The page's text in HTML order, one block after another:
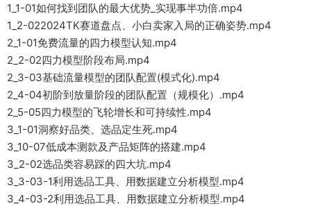
1_1-01如何找到团队的最大优势_实现事半功倍.mp4
1_2-022024TK赛道盘点、小白卖家入局的正确姿势.mp4
2_1-01免费流量的四力模型认知.mp4
2_2-02四力模型阶段布局.mp4
2_3-03基础流量模型的团队配置(模式化).mp4
2_4-04初阶到放量阶段的团队配置（规模化）.mp4
2_5-05四力模型的飞轮增长和可持续性.mp4
3_1-01洞察好品类、选品定生死.mp4
3_10-07低成本测款及产品矩阵的搭建.mp4
3_2-02选品类容易踩的四大坑.mp4
3_3-03-1利用选品工具、用数据建立分析模型.mp4
3_4-03-2利用选品工具、用数据建立分析模型.mp4